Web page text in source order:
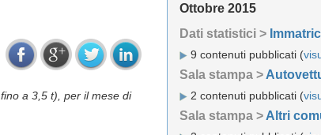
a 3,5 t), per il mese di
Ottobre 2015
Dati statistici >
9 contenuti pubblicati (
Sala stampa >
2 contenuti pubblicati (
Sala stampa > Altri